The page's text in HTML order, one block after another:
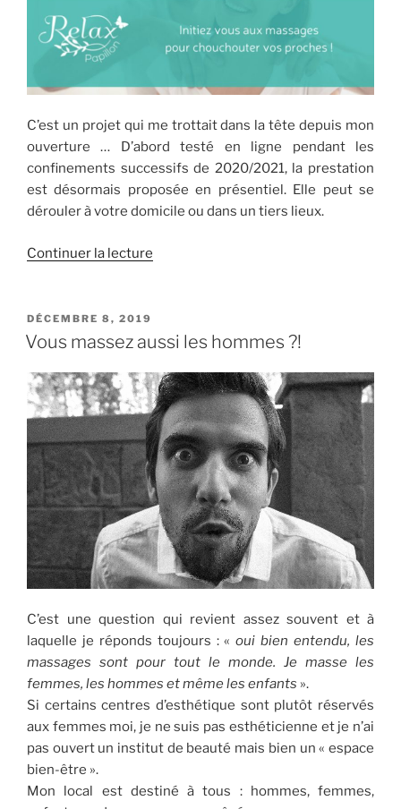
C’est un projet qui me trottait dans la tête depuis mon
ouverture … D’abord testé en ligne pendant les
confinements successifs de 2020/2021, la prestation
est désormais proposée en présentiel. Elle peut se
dérouler à votre domicile ou dans un tiers lieux.
Continuer la lecture
aux
bien-
être »
PUBLIÉ
LE
DÉCEMBRE 8, 2019
Vous massez aussi les hommes ?!
C’est une question qui revient assez souvent et à
laquelle je réponds toujours : «oui bien entendu, les
massages sont pour tout le monde. Je masse les
femmes, les hommes et même les enfants ».
Si certains centres d’esthétique sont plutôt réservés
aux femmes moi, je ne suis pas esthéticienne et je n’ai
pas ouvert un institut de beauté mais bien un « espace
bien-être ».
Mon local est destiné à tous : hommes, femmes,